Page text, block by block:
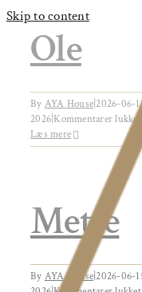
Skip to content
Yoga &
Behandling
Uddannelser &
Ole
By AYA House 2026-06-
2026 Kommentarer lukket
Læs mere
Mette
By AYA House|2026-06-